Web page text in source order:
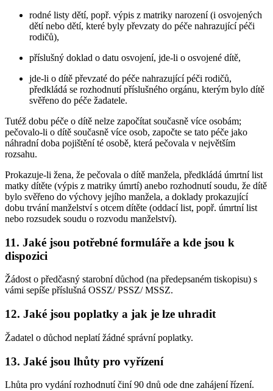
rodné listy dětí, popř. výpis z matriky narození (i osvojených
dětí nebo dětí, které byly převzaty do péče nahrazující péči
rodičů),
příslušný doklad o datu osvojení, jde-li o osvojené dítě,
jde-li o dítě převzaté do péče nahrazující péči rodičů,
předkládá se rozhodnutí příslušného orgánu, kterým bylo dítě
svěřeno do péče žadatele.
Tutéž dobu péče o dítě nelze započítat současně více osobám;
pečovalo-li o dítě současně více osob, započte se tato péče jako
náhradní doba pojištění té osobě, která pečovala v největším
rozsahu.
Prokazuje-li žena, že pečovala o dítě manžela, předkládá úmrtní list
matky dítěte (výpis z matriky úmrtí) anebo rozhodnutí soudu, že dítě
bylo svěřeno do výchovy jejího manžela, a doklady prokazující
dobu trvání manželství s otcem dítěte (oddací list, popř. úmrtní list
nebo rozsudek soudu o rozvodu manželství).
11. Jaké jsou potřebné formuláře a kde jsou k
dispozici
Žádost o předčasný starobní důchod (na předepsaném tiskopisu) s
vámi sepíše příslušná OSSZ/ PSSZ/ MSSZ.
12. Jaké jsou poplatky a jak je lze uhradit
Žadatel o důchod neplatí žádné správní poplatky.
13. Jaké jsou lhůty pro vyřízení
Lhůta pro vydání rozhodnutí činí 90 dnů ode dne zahájení řízení.